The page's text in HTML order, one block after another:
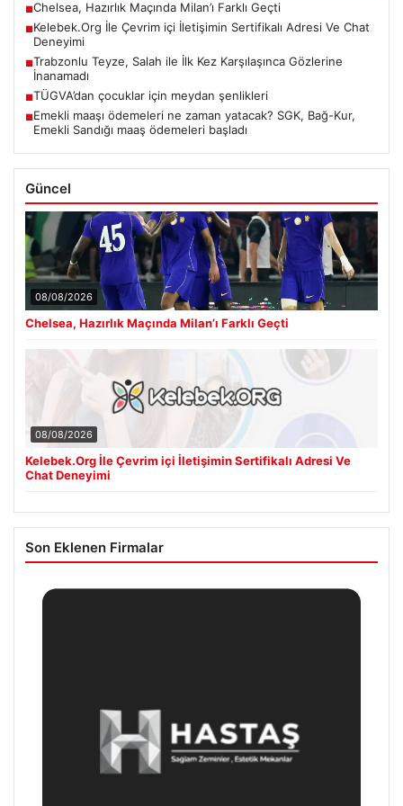
■Chelsea, Hazırlık Maçında Milan’ı Farklı Geçti
■Kelebek.Org İle Çevrim içi İletişimin Sertifikalı Adresi Ve Chat
Deneyimi
■Trabzonlu Teyze, Salah ile İlk Kez Karşılaşınca Gözlerine
İnanamadı
■TÜGVA’dan çocuklar için meydan şenlikleri
■Emekli maaşı ödemeleri ne zaman yatacak? SGK, Bağ-Kur,
Emekli Sandığı maaş ödemeleri başladı
Güncel
08/08/2026
Chelsea, Hazırlık Maçında Milan’ı Farklı Geçti
08/08/2026
Kelebek.Org İle Çevrim içi İletişimin Sertifikalı Adresi Ve
Chat Deneyimi
Son Eklenen Firmalar